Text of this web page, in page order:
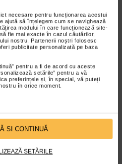
necesare pentru funcționarea acestui
ajută să înțelegem cum se navighează
modului în care funcționează site-
fie mai exacte în cazul căutărilor,
nostru. Partenerii noștri folosesc
publicitate personalizată pe baza
pentru a fi de acord cu aceste
setările” pentru a vă
preferințele și, în special, vă puteți
în orice moment.
SI CONTINUĂ
SETĂRILE
iar unul pe piept, in partea
sau alte obiecte importante
croite in partea inferioara a
in partea stanga, iti poti pune
orice alt dispozitiv necesar.
sa te simti cat mai confortabil
si cat mai prezentabil.
Hearts are o croiala regular fit,
este potrivita mai ales
insa poate fi purtata si in alte
poate fi preferat mai ales de
dentistii si medicii veterinari.